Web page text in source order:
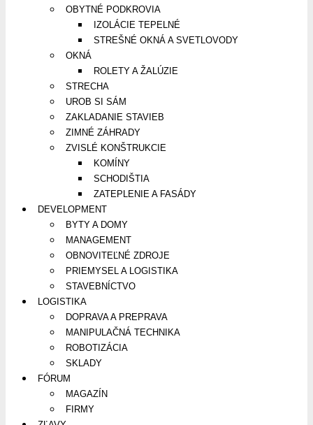
OBYTNÉ PODKROVIA
IZOLÁCIE TEPELNÉ
STREŠNÉ OKNÁ A SVETLOVODY
OKNÁ
ROLETY A ŽALÚZIE
STRECHA
UROB SI SÁM
ZAKLADANIE STAVIEB
ZIMNÉ ZÁHRADY
ZVISLÉ KONŠTRUKCIE
KOMÍNY
SCHODIŠTIA
ZATEPLENIE A FASÁDY
DEVELOPMENT
BYTY A DOMY
MANAGEMENT
OBNOVITEĽNÉ ZDROJE
PRIEMYSEL A LOGISTIKA
STAVEBNÍCTVO
LOGISTIKA
DOPRAVA A PREPRAVA
MANIPULAČNÁ TECHNIKA
ROBOTIZÁCIA
SKLADY
FÓRUM
MAGAZÍN
FIRMY